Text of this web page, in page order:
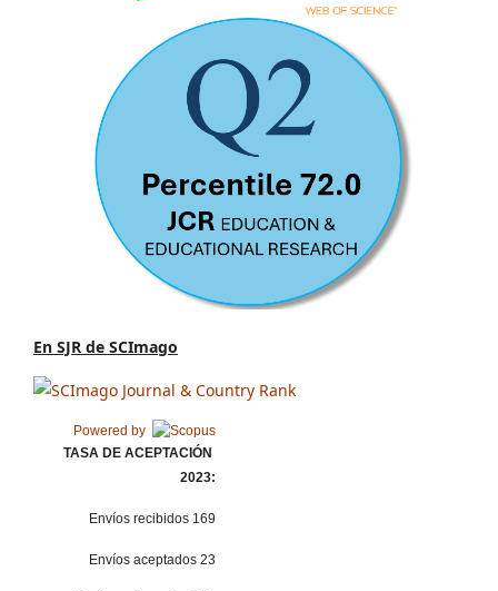
En SJR de SCImago
Powered by
TASA DE ACEPTACIÓN
2023:
Envíos recibidos 169
Envíos aceptados 23